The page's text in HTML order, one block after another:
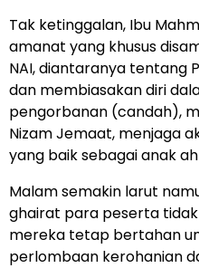
Tak ketinggalan, Ibu
amanat yang khusus
NAI, diantaranya tentang
dan membiasakan diri
pengorbanan (candah),
Nizam Jemaat, menjaga
yang baik sebagai anak
Malam semakin larut
ghairat para peserta
mereka tetap bertahan
perlombaan kerohanian